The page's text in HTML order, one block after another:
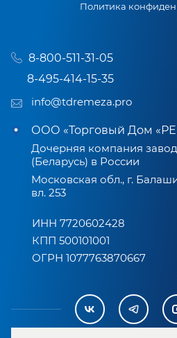
Политика
8-800-511-31-05
8-495-414-15-35
info@tdremeza.pro
ООО «Торговый Дом
Дочерняя компания
(Беларусь) в России
Московская обл., г.
вл. 253
ИНН 7720602428
КПП 500101001
ОГРН 1077763870667